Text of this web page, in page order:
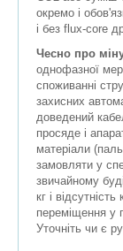
окремо і
і без flux-core
Чесно про
однофазної
споживанні
захисних
доведений
просяде і
матеріали
замовляти у
звичайному
кг і
переміщення у
Уточніть чи є